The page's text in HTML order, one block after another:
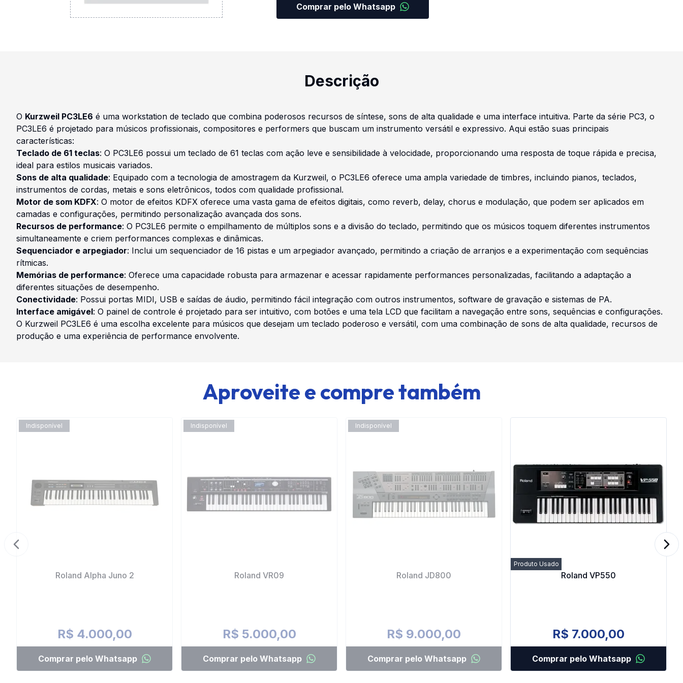
Comprar pelo Whatsapp
Descrição
O Kurzweil PC3LE6 é uma workstation de teclado que combina poderosos recursos de síntese, sons de alta qualidade e uma interface intuitiva. Parte da série PC3, o
PC3LE6 é projetado para músicos profissionais, compositores e performers que buscam um instrumento versátil e expressivo. Aqui estão suas principais
características:
Teclado de 61 teclas: O PC3LE6 possui um teclado de 61 teclas com ação leve e sensibilidade à velocidade, proporcionando uma resposta de toque rápida e precisa,
ideal para estilos musicais variados.
Sons de alta qualidade: Equipado com a tecnologia de amostragem da Kurzweil, o PC3LE6 oferece uma ampla variedade de timbres, incluindo pianos, teclados,
instrumentos de cordas, metais e sons eletrônicos, todos com qualidade profissional.
Motor de som KDFX: O motor de efeitos KDFX oferece uma vasta gama de efeitos digitais, como reverb, delay, chorus e modulação, que podem ser aplicados em
camadas e configurações, permitindo personalização avançada dos sons.
Recursos de performance: O PC3LE6 permite o empilhamento de múltiplos sons e a divisão do teclado, permitindo que os músicos toquem diferentes instrumentos
simultaneamente e criem performances complexas e dinâmicas.
Sequenciador e arpegiador: Inclui um sequenciador de 16 pistas e um arpegiador avançado, permitindo a criação de arranjos e a experimentação com sequências
rítmicas.
Memórias de performance: Oferece uma capacidade robusta para armazenar e acessar rapidamente performances personalizadas, facilitando a adaptação a
diferentes situações de desempenho.
Conectividade: Possui portas MIDI, USB e saídas de áudio, permitindo fácil integração com outros instrumentos, software de gravação e sistemas de PA.
Interface amigável: O painel de controle é projetado para ser intuitivo, com botões e uma tela LCD que facilitam a navegação entre sons, sequências e configurações.
O Kurzweil PC3LE6 é uma escolha excelente para músicos que desejam um teclado poderoso e versátil, com uma combinação de sons de alta qualidade, recursos de
produção e uma experiência de performance envolvente.
Aproveite e compre também
Indisponível
Roland Alpha Juno 2
R$ 4.000,00
Comprar pelo Whatsapp
Indisponível
Roland VR09
R$ 5.000,00
Comprar pelo Whatsapp
Indisponível
Roland JD800
R$ 9.000,00
Comprar pelo Whatsapp
Produto Usado
Roland VP550
R$ 7.000,00
Comprar pelo Whatsapp
Previous slide